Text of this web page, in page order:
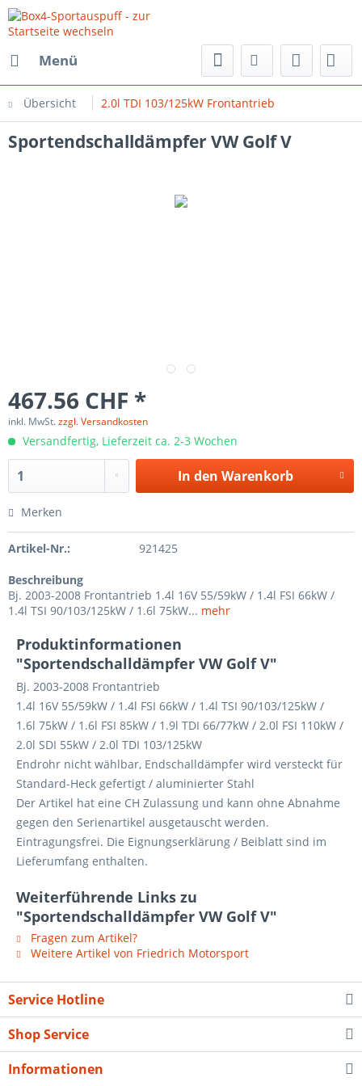
Menü
Übersicht 2.0l TDI 103/125kW Frontantrieb
Sportendschalldämpfer VW Golf V
467.56 CHF *
inkl. MwSt.zzgl. Versandkosten
Versandfertig, Lieferzeit ca. 2-3 Wochen
In den Warenkorb
Merken
Artikel-Nr.: 921425
Beschreibung
Bj. 2003-2008 Frontantrieb 1.4l 16V 55/59kW / 1.4l FSI 66kW /
1.4l TSI 90/103/125kW / 1.6l 75kW... mehr
Produktinformationen
"Sportendschalldämpfer VW Golf V"
Bj. 2003-2008 Frontantrieb
1.4l 16V 55/59kW / 1.4l FSI 66kW / 1.4l TSI 90/103/125kW /
1.6l 75kW / 1.6l FSI 85kW / 1.9l TDI 66/77kW / 2.0l FSI 110kW /
2.0l SDI 55kW / 2.0l TDI 103/125kW
Endrohr nicht wählbar, Endschalldämpfer wird versteckt für
Standard-Heck gefertigt / aluminierter Stahl
Der Artikel hat eine CH Zulassung und kann ohne Abnahme
gegen den Serienartikel ausgetauscht werden.
Eintragungsfrei. Die Eignungserklärung / Beiblatt sind im
Lieferumfang enthalten.
Weiterführende Links zu
"Sportendschalldämpfer VW Golf V"
Fragen zum Artikel?
Weitere Artikel von Friedrich Motorsport
Service Hotline
Shop Service
Informationen